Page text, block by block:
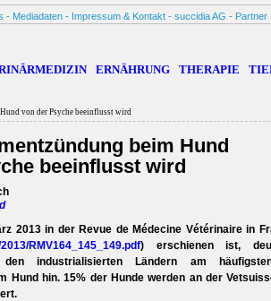
- Mediadaten - Impressum & Kontakt - succidia AG - Partner
ERNÄHRUNG THERAPIE
von der Psyche beeinflusst wird
beim Hund
beeinflusst wird
2013 in der Revue de Médecine Vétérinaire in
2013/RMV164_145 _149.pdf) erschienen ist,
industrialisierten Ländern am
Hund hin. 15% der Hunde werden an der